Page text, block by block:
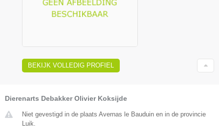
BEKIJK VOLLEDIG PROFIEL
Dierenarts Debakker Olivier Koksijde
Niet gevestigd in de plaats Avernas le Bauduin en in de provincie
Luik.